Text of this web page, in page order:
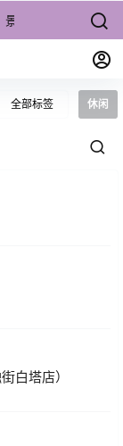
景点/周边游 宠物
全部标签 休闲
白塔店）